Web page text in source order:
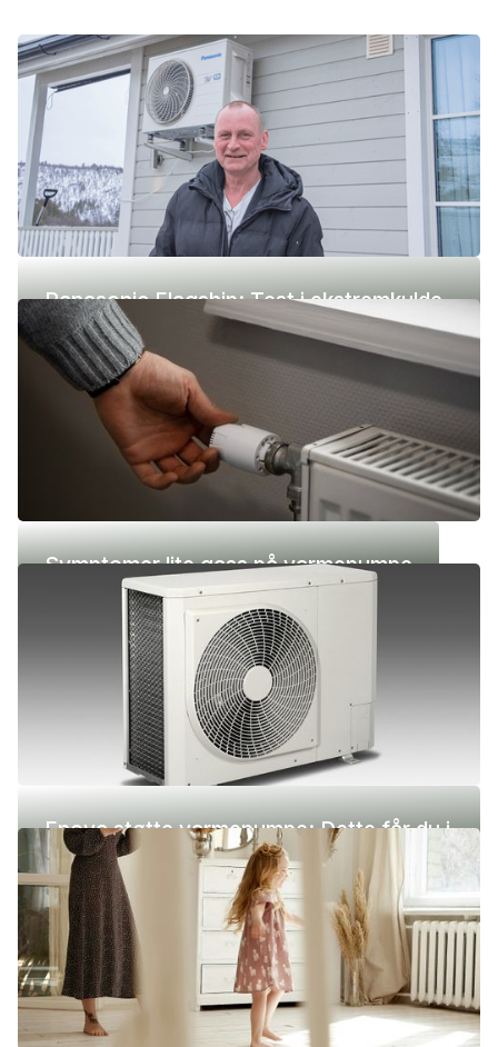
Panasonic Flagship: Test i ekstremkulde
(-42 °C)
Symptomer lite gass på varmepumpe
Enova støtte varmepumpe: Dette får du i
2026